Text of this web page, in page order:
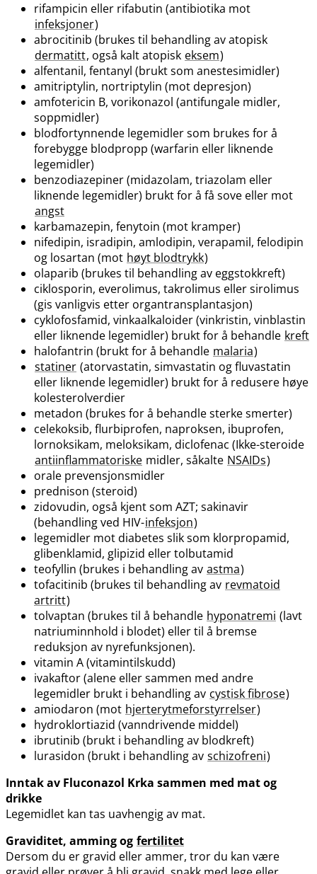
rifampicin eller rifabutin (antibiotika mot
infeksjoner)
abrocitinib (brukes til behandling av atopisk
dermatitt, også kalt atopisk eksem)
alfentanil, fentanyl (brukt som anestesimidler)
amitriptylin, nortriptylin (mot depresjon)
amfotericin B, vorikonazol (antifungale midler,
soppmidler)
blodfortynnende legemidler som brukes for å
forebygge blodpropp (warfarin eller liknende
legemidler)
benzodiazepiner (midazolam, triazolam eller
liknende legemidler) brukt for å få sove eller mot
angst
karbamazepin, fenytoin (mot kramper)
nifedipin, isradipin, amlodipin, verapamil, felodipin
og losartan (mot høyt blodtrykk)
olaparib (brukes til behandling av eggstokkreft)
ciklosporin, everolimus, takrolimus eller sirolimus
(gis vanligvis etter organtransplantasjon)
cyklofosfamid, vinkaalkaloider (vinkristin, vinblastin
eller liknende legemidler) brukt for å behandle kreft
halofantrin (brukt for å behandle malaria)
statiner (atorvastatin, simvastatin og fluvastatin
eller liknende legemidler) brukt for å redusere høye
kolesterolverdier
metadon (brukes for å behandle sterke smerter)
celekoksib, flurbiprofen, naproksen, ibuprofen,
lornoksikam, meloksikam, diclofenac (Ikke-steroide
antiinflammatoriske midler, såkalte NSAIDs)
orale prevensjonsmidler
prednison (steroid)
zidovudin, også kjent som AZT; sakinavir
(behandling ved HIV-infeksjon)
legemidler mot diabetes slik som klorpropamid,
glibenklamid, glipizid eller tolbutamid
teofyllin (brukes i behandling av astma)
tofacitinib (brukes til behandling av revmatoid
artritt)
tolvaptan (brukes til å behandle hyponatremi (lavt
natriuminnhold i blodet) eller til å bremse
reduksjon av nyrefunksjonen).
vitamin A (vitamintilskudd)
ivakaftor (alene eller sammen med andre
legemidler brukt i behandling av cystisk fibrose)
amiodaron (mot hjerterytmeforstyrrelser)
hydroklortiazid (vanndrivende middel)
ibrutinib (brukt i behandling av blodkreft)
lurasidon (brukt i behandling av schizofreni)
Inntak av Fluconazol Krka sammen med mat og
drikke
Legemidlet kan tas uavhengig av mat.
Graviditet, amming og fertilitet
Dersom du er gravid eller ammer, tror du kan være